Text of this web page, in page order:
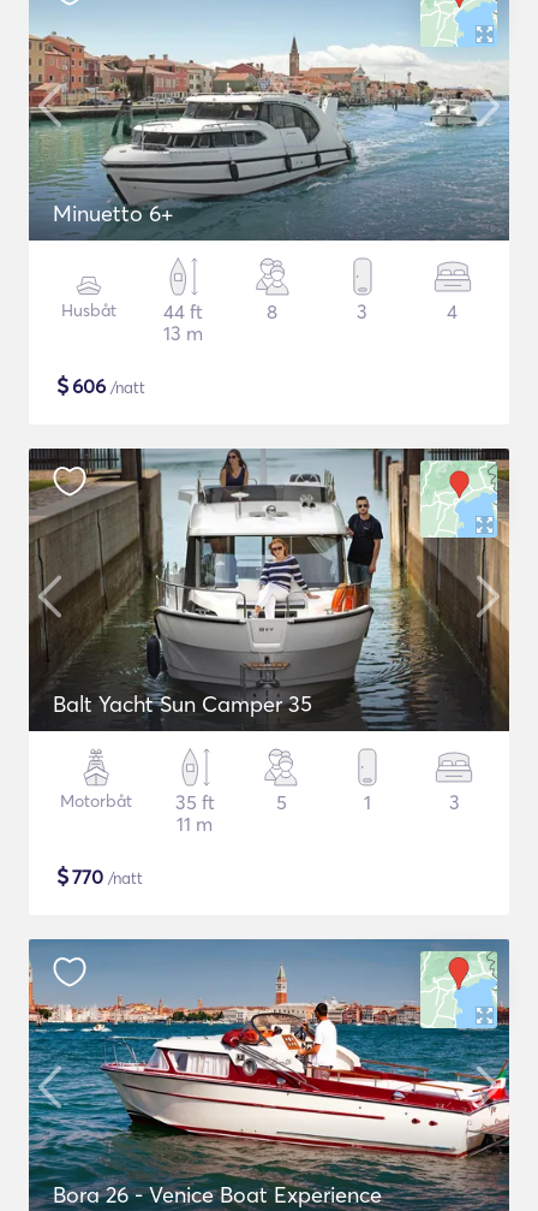
Minuetto 6+
Husbåt
44 ft
13 m
8 3 4
$606 /natt
Balt Yacht Sun Camper 35
Motorbåt
35 ft
11 m
5 1 3
$770 /natt
Bora 26 - Venice Boat Experience